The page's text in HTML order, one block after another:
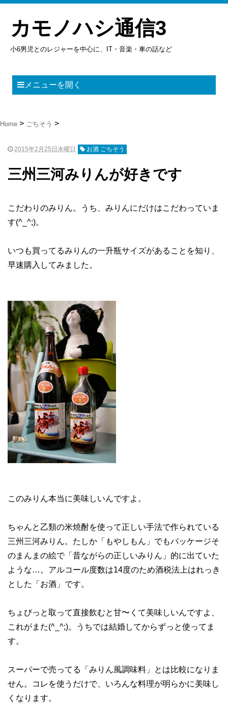
カモノハシ通信3
小6男児とのレジャーを中心に、IT・音楽・車の話など
メニューを開く
Home ごちそう
2015年2月25日水曜日 お酒 ごちそう
三州三河みりんが好きです
こだわりのみりん。うち、みりんにだけはこだわっていま
す(^_^;)。
いつも買ってるみりんの一升瓶サイズがあることを知り、
早速購入してみました。
このみりん本当に美味しいんですよ。
ちゃんと乙類の米焼酎を使って正しい手法で作られている
三州三河みりん。たしか「もやしもん」でもパッケージそ
のまんまの絵で「昔ながらの正しいみりん」的に出ていた
ような…。アルコール度数は14度のため酒税法上はれっき
とした「お酒」です。
ちょびっと取って直接飲むと甘〜くて美味しいんですよ、
これがまた(^_^;)。うちでは結婚してからずっと使ってま
す。
スーパーで売ってる「みりん風調味料」とは比較になりま
せん。コレを使うだけで、いろんな料理が明らかに美味し
くなります。